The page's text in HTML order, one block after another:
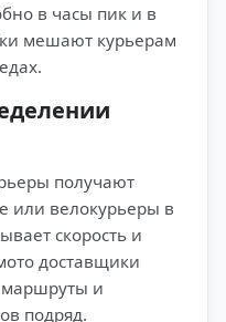
в часы пик и в
мешают курьерам
получают
или велокурьеры в
скорость и
доставщики
и
подряд.